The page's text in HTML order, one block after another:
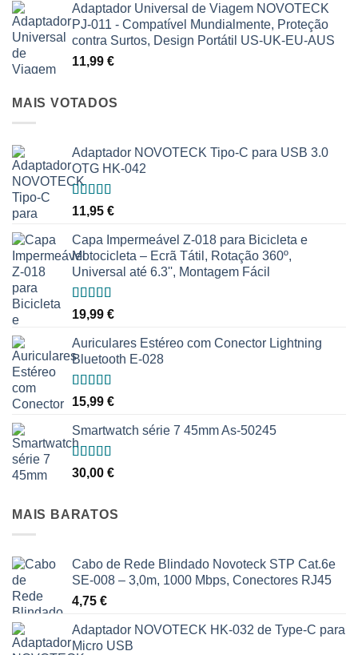
Adaptador Universal de Viagem NOVOTECK
PJ-011 - Compatível Mundialmente, Proteção
contra Surtos, Design Portátil US-UK-EU-AUS
11,99 €
MAIS VOTADOS
Adaptador NOVOTECK Tipo-C para USB 3.0
OTG HK-042
Avaliação
5.00
11,95 €
Capa Impermeável Z-018 para Bicicleta e
Motocicleta – Ecrã Tátil, Rotação 360º,
Universal até 6.3'', Montagem Fácil
Avaliação
5.00
19,99 €
Auriculares Estéreo com Conector Lightning
Bluetooth E-028
Avaliação
5.00
15,99 €
Smartwatch série 7 45mm As-50245
Avaliação
5.00
30,00 €
MAIS BARATOS
Cabo de Rede Blindado Novoteck STP Cat.6e
SE-008 – 3,0m, 1000 Mbps, Conectores RJ45
4,75 €
Adaptador NOVOTECK HK-032 de Type-C para
Micro USB